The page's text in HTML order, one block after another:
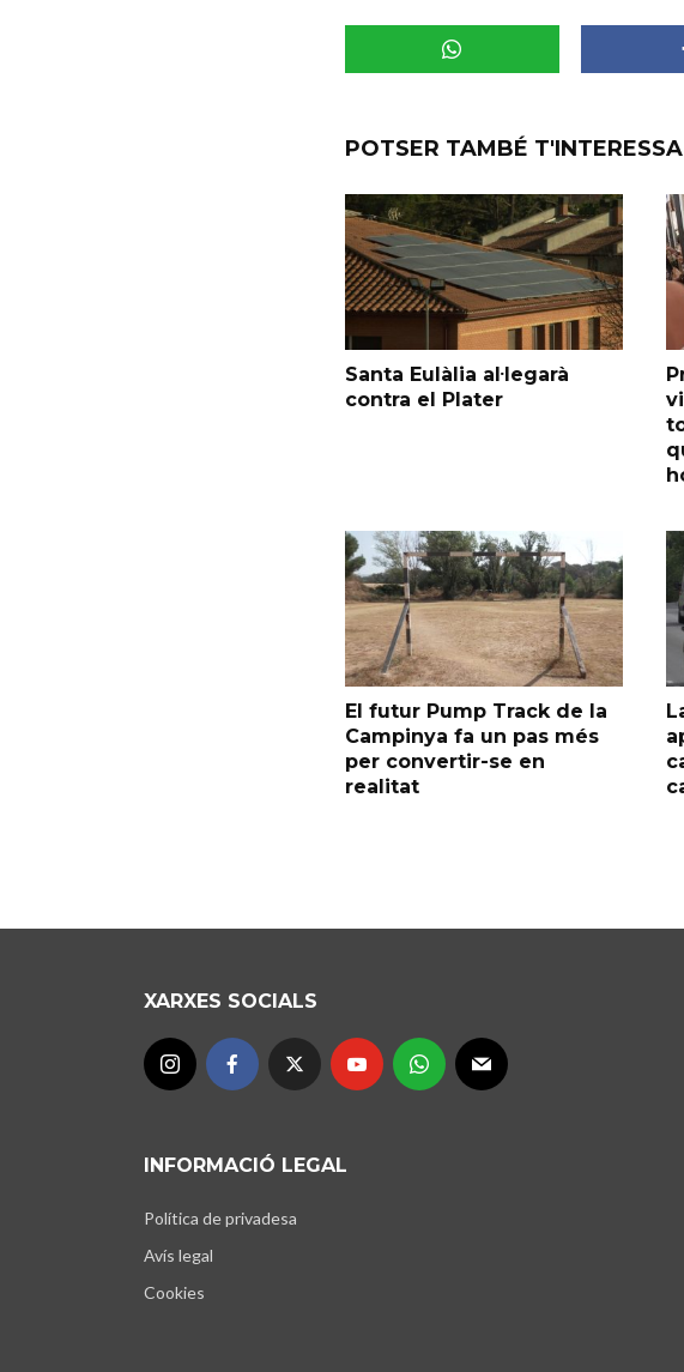
POTSER TAMBÉ T'INTERESSA
Santa Eulàlia al·legarà
contra el Plater
El futur Pump Track de la
Campinya fa un pas més
per convertir-se en
realitat
XARXES SOCIALS
INFORMACIÓ LEGAL
Política de privadesa
Avís legal
Cookies